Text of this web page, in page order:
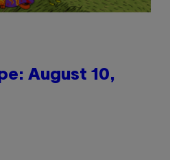
August 10,